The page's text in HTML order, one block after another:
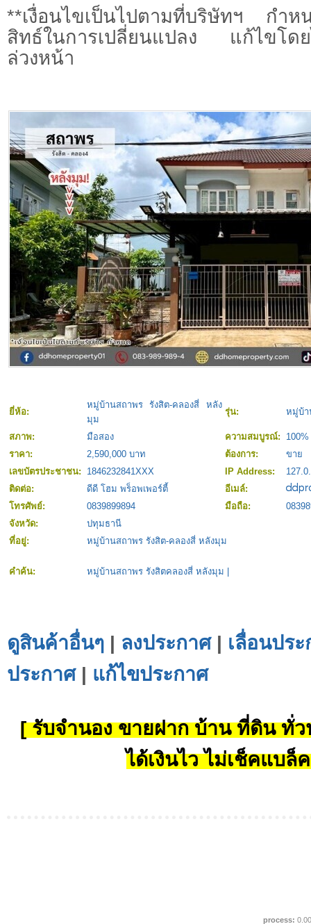
**เงื่อนไขเป็นไปตามที่บริษัทฯ กำ
สิทธ์ในการเปลี่ยนแปลง แก้ไขโดย
ล่วงหน้า
ยี่ห้อ:
หมู่บ้านสถาพร รังสิต-คลองสี่ หลัง
มุม
รุ่น: หมู่บ้า
สภาพ: มือสอง ความสมบูรณ์:
100%
ราคา:
2,590,000 บาท ต้องการ:
ขาย
เลขบัตรประชาชน:
1846232841XXX IP Address:
ติดต่อ:
ดีดี โฮม พร็อพเพอร์ตี้
อีเมล์:
โทรศัพย์:
0839899894 มือถือ:
จังหวัด:
ปทุมธานี
ที่อยู่:
หมู่บ้านสถาพร รังสิต-คลองสี่ หลังมุม
คำค้น: หมู่บ้านสถาพร รังสิตคลองสี่ หลังมุม
ดูสินค้าอื่นๆ | ลงประกาศ| เลื่อนปร
ประกาศ| แก้ไขประกาศ
[ รับจำนอง ขายฝาก บ้าน ที่ดิน ทั่ว
ได้เงินไว ไม่เช็คแบล็
process: